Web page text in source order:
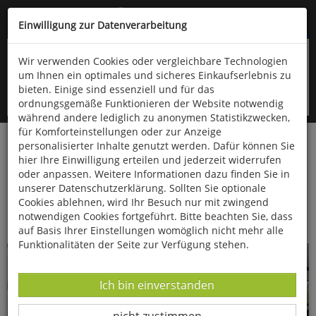
Kompletten Head der Seite überspringen
oder (06766) 9323-960
Startseite Bücher Downloads
Zeitschriften
Fossilien
Statolithe aus dem Amaltheenton von
Buttenheim
Einwilligung zur Datenverarbeitung
Wir verwenden Cookies oder vergleichbare Technologien
um Ihnen ein optimales und sicheres Einkaufserlebnis zu
bieten. Einige sind essenziell und für das
ordnungsgemäße Funktionieren der Website notwendig
während andere lediglich zu anonymen Statistikzwecken,
für Komforteinstellungen oder zur Anzeige
personalisierter Inhalte genutzt werden. Dafür können Sie
hier Ihre Einwilligung erteilen und jederzeit widerrufen
oder anpassen. Weitere Informationen dazu finden Sie in
unserer Datenschutzerklärung. Sollten Sie optionale
Cookies ablehnen, wird Ihr Besuch nur mit zwingend
notwendigen Cookies fortgeführt. Bitte beachten Sie, dass
auf Basis Ihrer Einstellungen womöglich nicht mehr alle
Funktionalitäten der Seite zur Verfügung stehen.
Datenverarbeitung -
Ich bin einverstanden